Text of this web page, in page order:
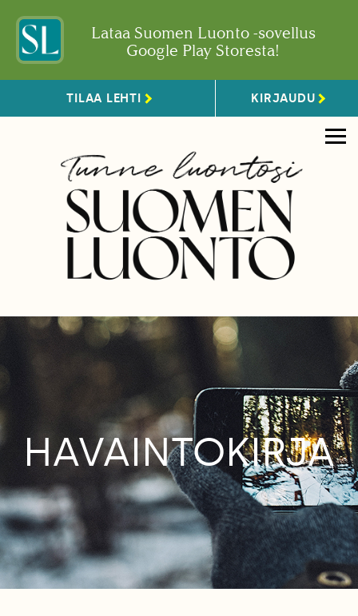
Lataa Suomen Luonto -sovellus
Google Play Storesta!
TILAA LEHTI KIRJAUDU
HAVAINTOKIRJA